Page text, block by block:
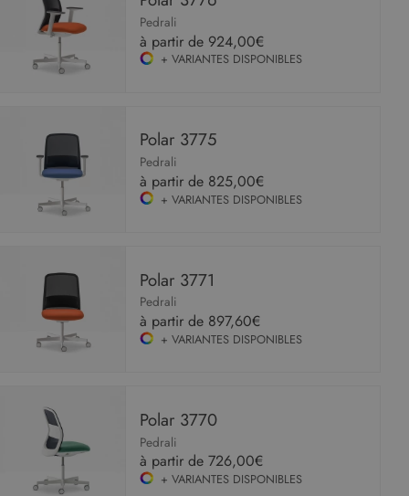
Pedrali
à partir de 924,00€
+ VARIANTES DISPONIBLES
Polar 3775
Pedrali
à partir de 825,00€
+ VARIANTES DISPONIBLES
Polar 3771
Pedrali
à partir de 897,60€
+ VARIANTES DISPONIBLES
Polar 3770
Pedrali
à partir de726,00€
+ VARIANTES DISPONIBLES